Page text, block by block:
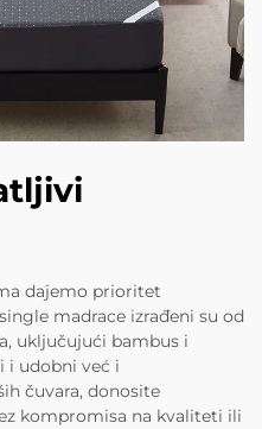
dajemo prioritet
madrace izrađeni su od
uključujući bambus i
i udobni već i
čuvara, donosite
kompromisa na kvaliteti ili